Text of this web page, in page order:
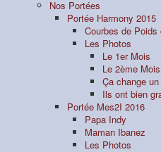
Nos Portées
Portée Harmony 2015
Courbes de Poids
Les Photos
Le 1er Mois
Le 2ème Mois
Ça change
Ils ont bien
Portée Mes2I 2016
Papa Indy
Maman Ibanez
Les Photos